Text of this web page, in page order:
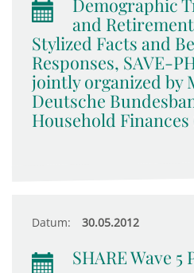
Demographic
and
Stylized Facts and
Responses, SAVE-
jointly organized by
Deutsche
Household Finances
Datum: 30.05.2012
SHARE Wave 5